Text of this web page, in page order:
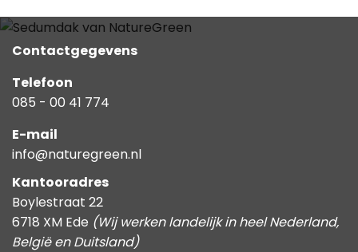
Contactgegevens
Telefoon
085 - 00 41 774
E-mail
info@naturegreen.nl
Kantooradres
Boylestraat 22
6718 XM Ede (Wij werken landelijk in heel Nederland,
België en Duitsland)